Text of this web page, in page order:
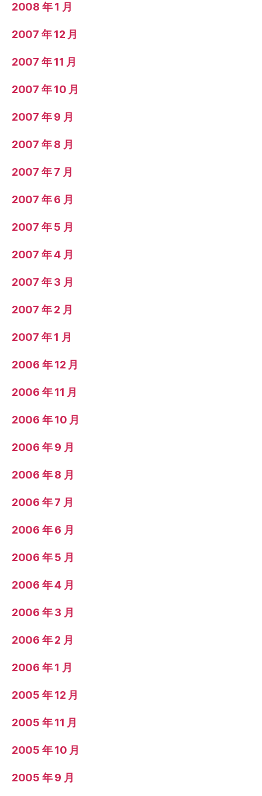
2008 年 1 月
2007 年 12 月
2007 年 11 月
2007 年 10 月
2007 年 9 月
2007 年 8 月
2007 年 7 月
2007 年 6 月
2007 年 5 月
2007 年 4 月
2007 年 3 月
2007 年 2 月
2007 年 1 月
2006 年 12 月
2006 年 11 月
2006 年 10 月
2006 年 9 月
2006 年 8 月
2006 年 7 月
2006 年 6 月
2006 年 5 月
2006 年 4 月
2006 年 3 月
2006 年 2 月
2006 年 1 月
2005 年 12 月
2005 年 11 月
2005 年 10 月
2005 年 9 月